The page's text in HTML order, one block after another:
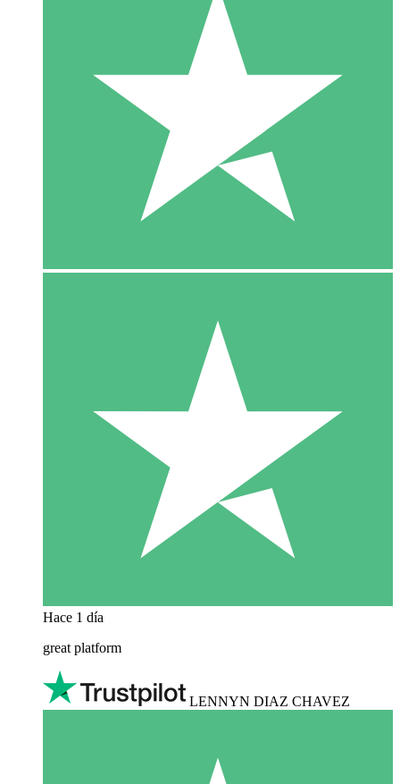
Hace 1 día
great platform
LENNYN DIAZ CHAVEZ